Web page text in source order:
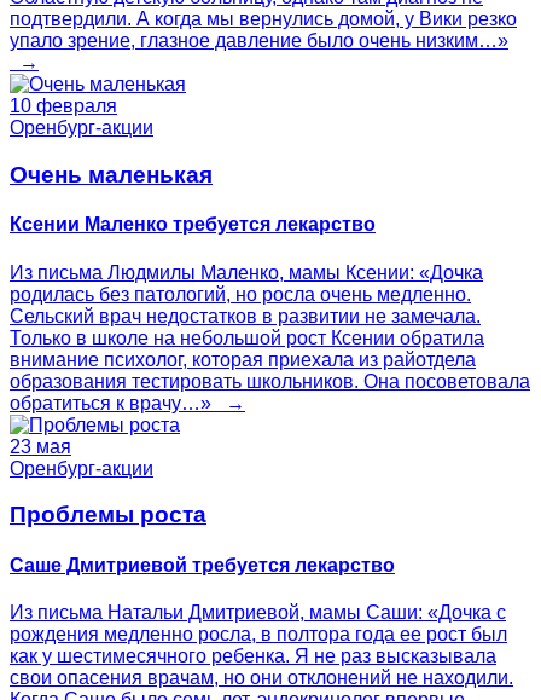
подтвердили. А когда мы вернулись домой, у Вики резко
упало зрение, глазное давление было очень низким…»
→
10 февраля
Оренбург-акции
Очень маленькая
Ксении Маленко требуется лекарство
Из письма Людмилы Маленко, мамы Ксении: «Дочка
родилась без патологий, но росла очень медленно.
Сельский врач недостатков в развитии не замечала.
Только в школе на небольшой рост Ксении обратила
внимание психолог, которая приехала из райотдела
образования тестировать школьников. Она посоветовала
обратиться к врачу…» →
23 мая
Оренбург-акции
Проблемы роста
Саше Дмитриевой требуется лекарство
Из письма Натальи Дмитриевой, мамы Саши: «Дочка с
рождения медленно росла, в полтора года ее рост был
как у шестимесячного ребенка. Я не раз высказывала
свои опасения врачам, но они отклонений не находили.